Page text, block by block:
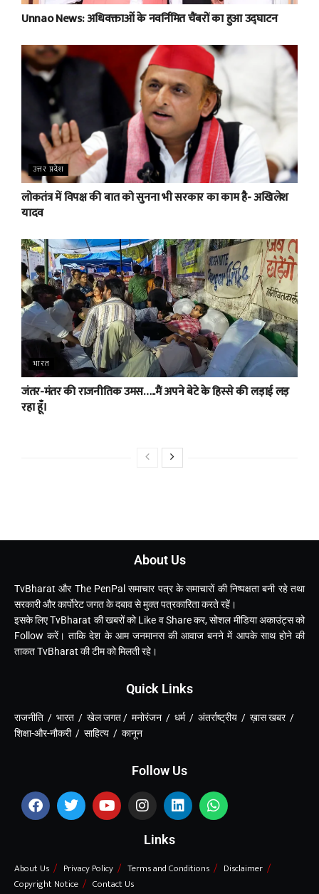
Unnao News: अधिवक्ताओं के नवर्निमित चैंबरों का हुआ उद्घाटन
उत्तर प्रदेश
लोकतंत्र में विपक्ष की बात को सुनना भी सरकार का काम है- अखिलेश
यादव
भारत
जंतर-मंतर की राजनीतिक उमस…..मैं अपने बेटे के हिस्से की लड़ाई लड़
रहा हूँ।
About Us
TvBharat और The PenPal समाचार पत्र के समाचारों की निष्पक्षता बनी रहे तथा
सरकारी और कार्पोरेट जगत के दबाव से मुक्त पत्रकारिता करते रहें।
इसके लिए TvBharat की खबरों को Like व Share कर, सोशल मीडिया अकाउंट्स को
Follow करें। ताकि देश के आम जनमानस की आवाज बनने में आपके साथ होने की
ताकत TvBharat की टीम को मिलती रहे।
Quick Links
राजनीति / भारत / खेल जगत / मनोरंजन / धर्म / अंतर्राष्ट्रीय / ख़ास खबर /
शिक्षा-और-नौकरी / साहित्य / कानून
Follow Us
Links
About Us Privacy Policy Terms and Conditions
Disclaimer
Copyright Notice
Contact Us